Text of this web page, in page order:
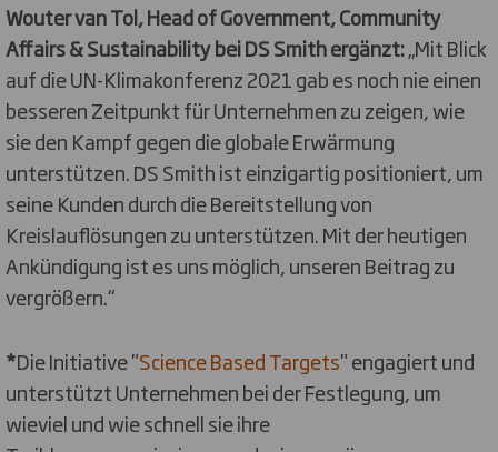
Wouter van Tol, Head of Government, Community
Affairs & Sustainability bei DS Smith ergänzt:„Mit Blick
auf die UN-Klimakonferenz 2021 gab es noch nie einen
besseren Zeitpunkt für Unternehmen zu zeigen, wie
sie den Kampf gegen die globale Erwärmung
unterstützen. DS Smith ist einzigartig positioniert, um
seine Kunden durch die Bereitstellung von
Kreislauflösungen zu unterstützen. Mit der heutigen
Ankündigung ist es uns möglich, unseren Beitrag zu
vergrößern.“
*Die Initiative "Science Based Targets" engagiert und
unterstützt Unternehmen bei der Festlegung, um
wieviel und wie schnell sie ihre